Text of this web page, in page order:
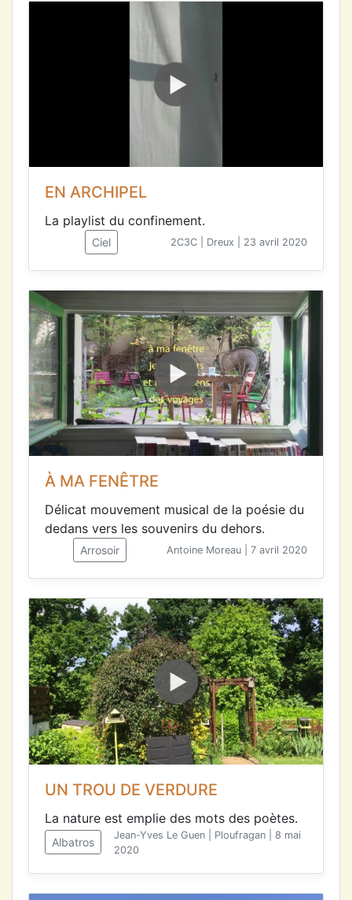
EN ARCHIPEL
La playlist du confinement.
Ciel 2C3C | Dreux | 23 avril 2020
À MA FENÊTRE
Délicat mouvement musical de la poésie du
dedans vers les souvenirs du dehors.
Arrosoir Antoine Moreau | 7 avril 2020
UN TROU DE VERDURE
La nature est emplie des mots des poètes.
Albatros
Jean-Yves Le Guen | Ploufragan | 8 mai
2020